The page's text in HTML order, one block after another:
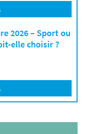
2026 – Sport ou
elle choisir ?